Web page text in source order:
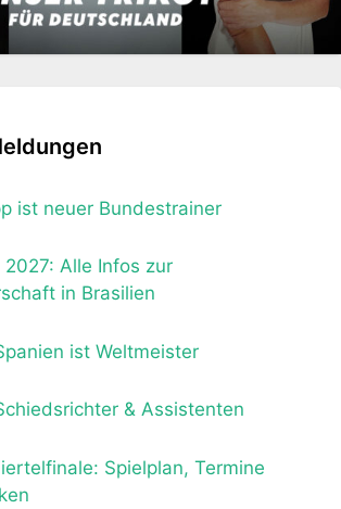
ist neuer Bundestrainer
2027: Alle Infos zur
in Brasilien
ist Weltmeister
& Assistenten
Spielplan, Termine